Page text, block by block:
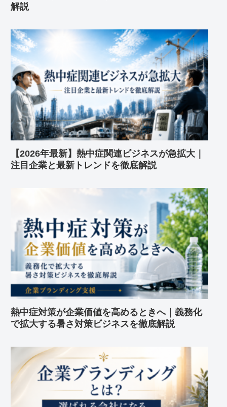
解説
【2026年最新】熱中症関連ビジネスが急拡大｜
注目企業と最新トレンドを徹底解説
熱中症対策が企業価値を高めるときへ｜義務化
で拡大する暑さ対策ビジネスを徹底解説